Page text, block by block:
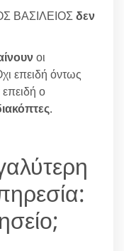
ΒΑΣΙΛΕΙΟΣδεν
οι
επειδή όντως
ο
.